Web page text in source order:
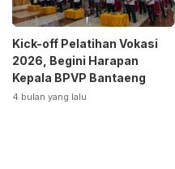
Kick-off Pelatihan Vokasi
2026, Begini Harapan
Kepala BPVP Bantaeng
4 bulan yang lalu